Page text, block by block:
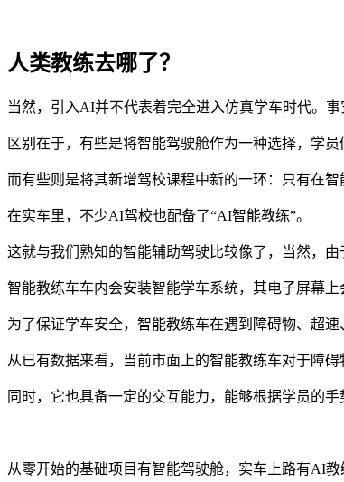
人类教练去哪了？
当然，引入AI并不代表着完全进入仿真学车时代。
区别在于，有些是将智能驾驶舱作为一种选择，学
而有些则是将其新增驾校课程中新的一环：只有在
在实车里，不少AI驾校也配备了“AI智能教练”。
这就与我们熟知的智能辅助驾驶比较像了，当然，
智能教练车车内会安装智能学车系统，其电子屏幕
为了保证学车安全，智能教练车在遇到障碍物、超
从已有数据来看，当前市面上的智能教练车对于障碍
同时，它也具备一定的交互能力，能够根据学员的
从零开始的基础项目有智能驾驶舱，实车上路有AI教